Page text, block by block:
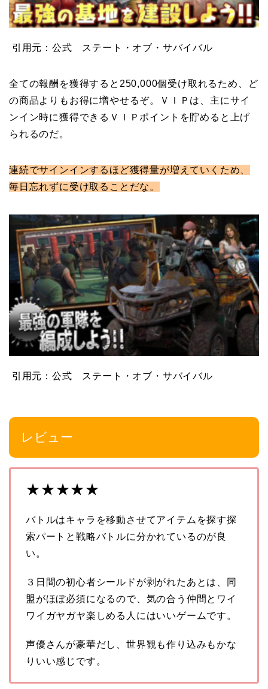
引用元：公式 ステート・オブ・サバイバル
全ての報酬を獲得すると250,000個受け取れるため、ど
の商品よりもお得に増やせるぞ。ＶＩＰは、主にサイ
ンイン時に獲得できるＶＩＰポイントを貯めると上げ
られるのだ。
連続でサインインするほど獲得量が増えていくため、
毎日忘れずに受け取ることだな。
引用元：公式 ステート・オブ・サバイバル
レビュー
★★★★★
バトルはキャラを移動させてアイテムを探す探
索パートと戦略バトルに分かれているのが良
い。
３日間の初心者シールドが剥がれたあとは、同
盟がほぼ必須になるので、気の合う仲間とワイ
ワイガヤガヤ楽しめる人にはいいゲームです。
声優さんが豪華だし、世界観も作り込みもかな
りいい感じです。